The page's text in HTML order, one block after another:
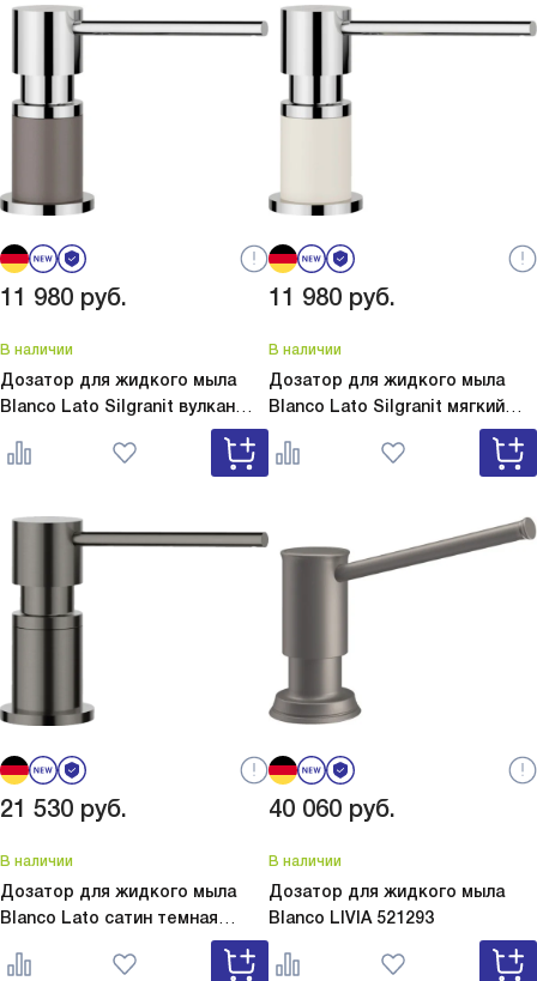
11 980 руб.
В наличии
Дозатор для жидкого мыла
Blanco Lato Silgranit вулкан
Lato Silgranit вулкан
серый 526954
11 980 руб.
В наличии
Дозатор для жидкого мыла
Blanco Lato Silgranit мягкий
Lato Silgranit мягкий
белый 526955
21 530 руб.
В наличии
Дозатор для жидкого мыла
Blanco Lato сатин темная
Lato сатин темная сталь
527743
40 060 руб.
В наличии
Дозатор для жидкого мыла
Blanco LIVIA 521293